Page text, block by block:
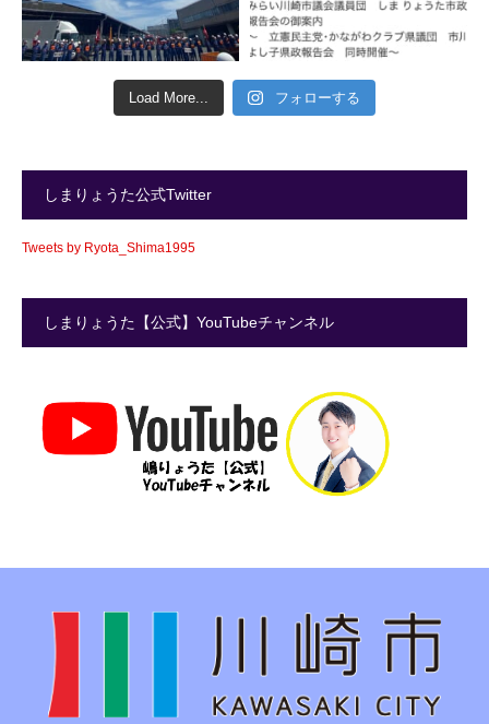
Load More... フォローする
しまりょうた公式Twitter
Tweets by Ryota_Shima1995
しまりょうた【公式】YouTubeチャンネル